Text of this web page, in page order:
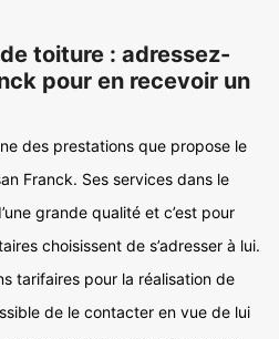
toiture : adressez-
pour en recevoir un
des prestations que propose le
Franck. Ses services dans le
grande qualité et c’est pour
choisissent de s’adresser à lui.
tarifaires pour la réalisation de
de le contacter en vue de lui